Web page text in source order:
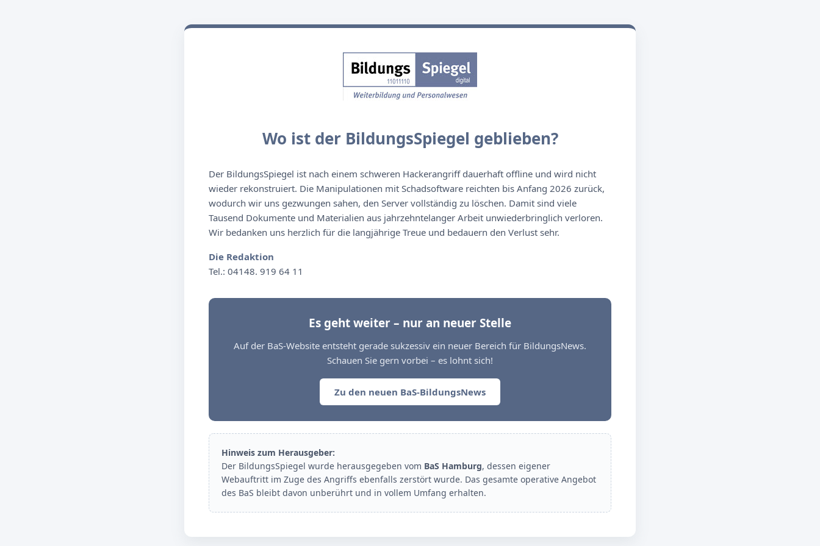
Wo ist der BildungsSpiegel geblieben?
Der BildungsSpiegel ist nach einem schweren Hackerangriff dauerhaft offline und wird nicht
wieder rekonstruiert. Die Manipulationen mit Schadsoftware reichten bis Anfang 2026 zurück,
wodurch wir uns gezwungen sahen, den Server vollständig zu löschen. Damit sind viele
Tausend Dokumente und Materialien aus jahrzehntelanger Arbeit unwiederbringlich verloren.
Wir bedanken uns herzlich für die langjährige Treue und bedauern den Verlust sehr.
Die Redaktion
Tel.: 04148. 919 64 11
Es geht weiter – nur an neuer Stelle
Auf der BaS-Website entsteht gerade sukzessiv ein neuer Bereich für BildungsNews.
Schauen Sie gern vorbei – es lohnt sich!
Zu den neuen BaS-BildungsNews
Hinweis zum Herausgeber:
Der BildungsSpiegel wurde herausgegeben vom BaS Hamburg, dessen eigener
Webauftritt im Zuge des Angriffs ebenfalls zerstört wurde. Das gesamte operative Angebot
des BaS bleibt davon unberührt und in vollem Umfang erhalten.